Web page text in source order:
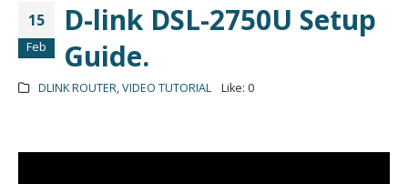
15
Feb
D-link DSL-2750U Setup
Guide.
DLINK ROUTER,VIDEO TUTORIAL Like: 0